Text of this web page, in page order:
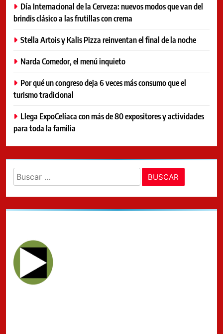
Día Internacional de la Cerveza: nuevos modos que van del
brindis clásico a las frutillas con crema
Stella Artois y Kalis Pizza reinventan el final de la noche
Narda Comedor, el menú inquieto
Por qué un congreso deja 6 veces más consumo que el
turismo tradicional
Llega ExpoCelíaca con más de 80 expositores y actividades
para toda la familia
Buscar: